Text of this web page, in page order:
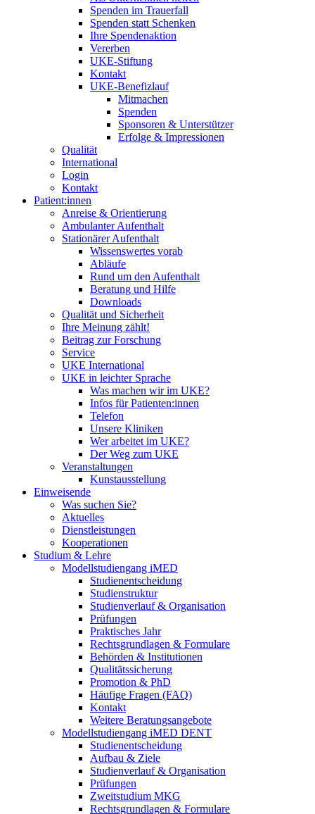
Spenden im Trauerfall
Spenden statt Schenken
Ihre Spendenaktion
Vererben
UKE-Stiftung
Kontakt
UKE-Benefizlauf
Mitmachen
Spenden
Sponsoren & Unterstützer
Erfolge & Impressionen
Qualität
International
Login
Kontakt
Patient:innen
Anreise & Orientierung
Ambulanter Aufenthalt
Stationärer Aufenthalt
Wissenswertes vorab
Abläufe
Rund um den Aufenthalt
Beratung und Hilfe
Downloads
Qualität und Sicherheit
Ihre Meinung zählt!
Beitrag zur Forschung
Service
UKE International
UKE in leichter Sprache
Was machen wir im UKE?
Infos für Patienten:innen
Telefon
Unsere Kliniken
Wer arbeitet im UKE?
Der Weg zum UKE
Veranstaltungen
Kunstausstellung
Einweisende
Was suchen Sie?
Aktuelles
Dienstleistungen
Kooperationen
Studium & Lehre
Modellstudiengang iMED
Studienentscheidung
Studienstruktur
Studienverlauf & Organisation
Prüfungen
Praktisches Jahr
Rechtsgrundlagen & Formulare
Behörden & Institutionen
Qualitätssicherung
Promotion & PhD
Häufige Fragen (FAQ)
Kontakt
Weitere Beratungsangebote
Modellstudiengang iMED DENT
Studienentscheidung
Aufbau & Ziele
Studienverlauf & Organisation
Prüfungen
Zweitstudium MKG
Rechtsgrundlagen & Formulare